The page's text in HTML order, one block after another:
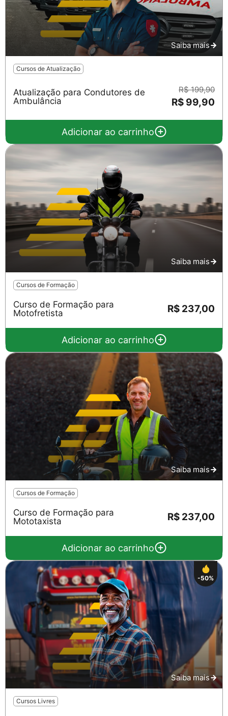
Saiba mais
Cursos de Atualização
Atualização para Condutores de
Ambulância
R$ 199,90
R$ 99,90
Adicionar ao carrinho
Saiba mais
Cursos de Formação
Curso de Formação para
Motofretista
R$ 237,00
Adicionar ao carrinho
Saiba mais
Cursos de Formação
Curso de Formação para
Mototaxista
R$ 237,00
Adicionar ao carrinho
-50%
Saiba mais
Cursos Livres